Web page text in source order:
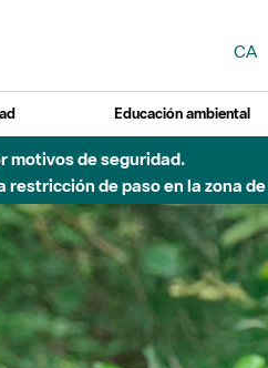
CA
Educación ambiental
motivos de seguridad.
de paso en la zona